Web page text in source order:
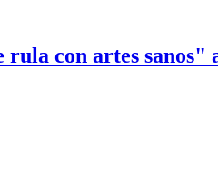
con artes sanos"